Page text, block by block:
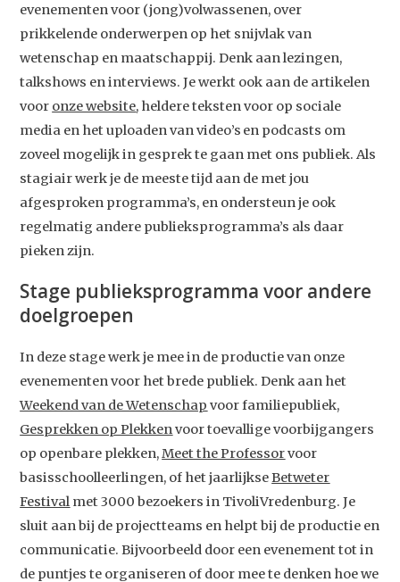
evenementen voor (jong)volwassenen, over
prikkelende onderwerpen op het snijvlak van
wetenschap en maatschappij. Denk aan lezingen,
talkshows en interviews. Je werkt ook aan de artikelen
voor onze website, heldere teksten voor op sociale
media en het uploaden van video’s en podcasts om
zoveel mogelijk in gesprek te gaan met ons publiek. Als
stagiair werk je de meeste tijd aan de met jou
afgesproken programma’s, en ondersteun je ook
regelmatig andere publieksprogramma’s als daar
pieken zijn.
Stage publieksprogramma voor andere
doelgroepen
In deze stage werk je mee in de productie van onze
evenementen voor het brede publiek. Denk aan het
Weekend van de Wetenschap voor familiepubliek,
Gesprekken op Plekkenvoor toevallige voorbijgangers
op openbare plekken,Meet the Professorvoor
basisschoolleerlingen, of het jaarlijkseBetweter
Festival met 3000 bezoekers in TivoliVredenburg. Je
sluit aan bij de projectteams en helpt bij de productie en
communicatie. Bijvoorbeeld door een evenement tot in
de puntjes te organiseren of door mee te denken hoe we